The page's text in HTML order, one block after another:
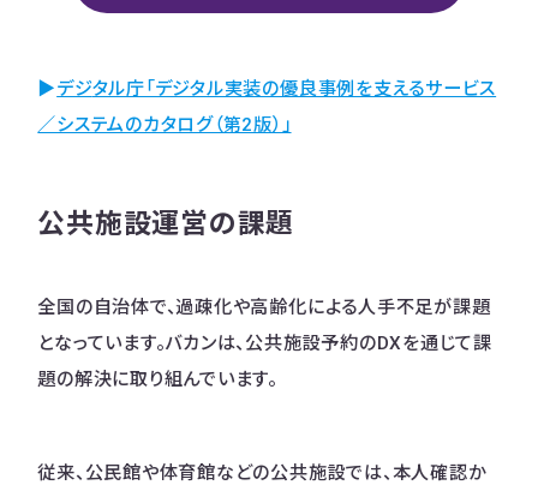
▶︎デジタル庁「デジタル実装の優良事例を支えるサービス
／システムのカタログ（第2版）」
公共施設運営の課題
全国の自治体で、過疎化や高齢化による人手不足が課題
となっています。バカンは、公共施設予約のDXを通じて課
題の解決に取り組んでいます。
従来、公民館や体育館などの公共施設では、本人確認か